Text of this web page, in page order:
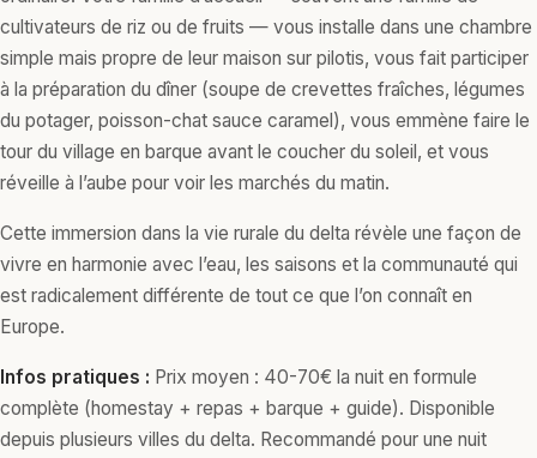
cultivateurs de riz ou de fruits — vous installe dans une chambre
simple mais propre de leur maison sur pilotis, vous fait participer
à la préparation du dîner (soupe de crevettes fraîches, légumes
du potager, poisson-chat sauce caramel), vous emmène faire le
tour du village en barque avant le coucher du soleil, et vous
réveille à l’aube pour voir les marchés du matin.
Cette immersion dans la vie rurale du delta révèle une façon de
vivre en harmonie avec l’eau, les saisons et la communauté qui
est radicalement différente de tout ce que l’on connaît en
Europe.
Infos pratiques : Prix moyen : 40-70€ la nuit en formule
complète (homestay + repas + barque + guide). Disponible
depuis plusieurs villes du delta. Recommandé pour une nuit